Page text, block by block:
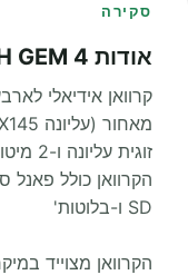
סקירה
אודות PH GEM 4
קרוואן אידיאלי
זוגית עליונה ו-2 מיטות בודדות תחתונות (180X70).
SD ו-בלוטות'
הקרוואן מצוייד